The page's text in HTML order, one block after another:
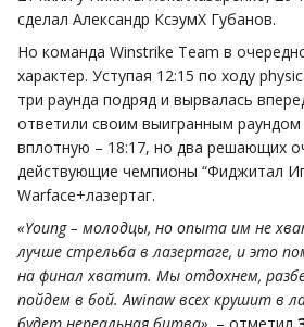
сделал Александр КсэумХ Губанов.
Но команда Winstrike Team в
характер. Уступая 12:15 по ходу
три раунда подряд и вырвалась
ответили своим выигранным раундом
вплотную – 18:17, но два решающих
действующие чемпионы “Фиджитал
Warface+лазертаг.
«Young – молодцы, но опыта им не
лучше стрельба в лазертаге, и это
на финал хватит. Мы отдохнем,
пойдем в бой. Awinaw всех крушит в
будет нереальная битва», – отметил